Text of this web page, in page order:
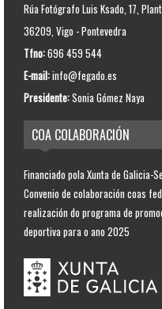
Rúa Fotógrafo Luis Ksado, 17,
36209, Vigo - Pontevedra
Tfno:696 459 544
E-mail:info@fegado.es
Presidente:Sonia Gómez Naya
COA COLABORACIÓN
Financiado pola Xunta de Galicia-
Convenio de colaboración coas
realización do programa de
deportiva para o ano 2025